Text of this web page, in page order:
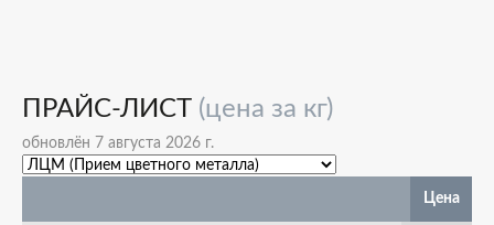
ПРАЙС-ЛИСТ (цена за кг)
обновлён 7 августа 2026 г.
Цена